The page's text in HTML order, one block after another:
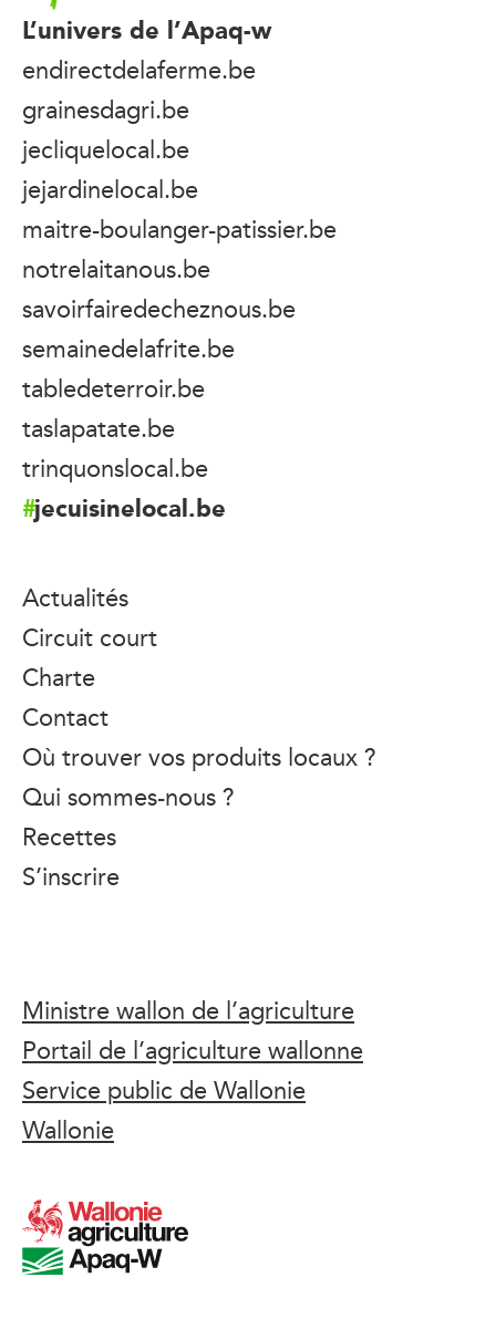
L’univers de l’Apaq-w
endirectdelaferme.be
grainesdagri.be
jecliquelocal.be
jejardinelocal.be
maitre-boulanger-patissier.be
notrelaitanous.be
savoirfairedecheznous.be
semainedelafrite.be
tabledeterroir.be
taslapatate.be
trinquonslocal.be
jecuisinelocal.be
Actualités
Circuit court
Charte
Contact
Où trouver vos produits locaux ?
Qui sommes-nous ?
Recettes
S’inscrire
Ministre wallon de l’agriculture
Portail de l’agriculture wallonne
Service public de Wallonie
Wallonie